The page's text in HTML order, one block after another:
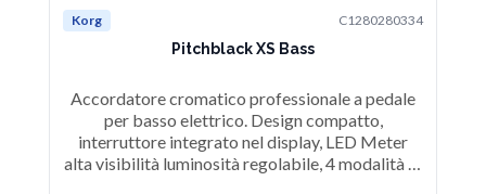
Korg C1280280334
Pitchblack XS Bass
Accordatore cromatico professionale a pedale
per basso elettrico. Design compatto,
interruttore integrato nel display, LED Meter
alta visibilità luminosità regolabile, 4 modalità di